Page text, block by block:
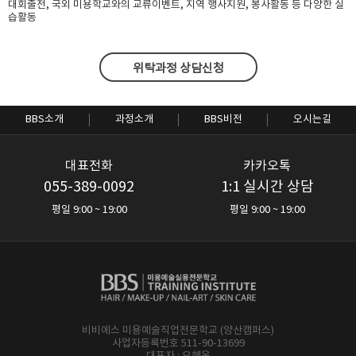
대회출전, 국외 미용학교와의 교류이벤트, 지역 행사지원, 봉사활동 등 다양한 실
습활동
위탁과정 상담신청
BBS소개 과정소개 BBS비전 오시는길
대표전화
055-389-0092
평일 9:00 ~ 19:00
카카오톡
1:1 실시간 상담
평일 9:00 ~ 19:00
비비에스 미용예술직업전문학교 (양산캠퍼스)
사업자등록번호 511-90-13699